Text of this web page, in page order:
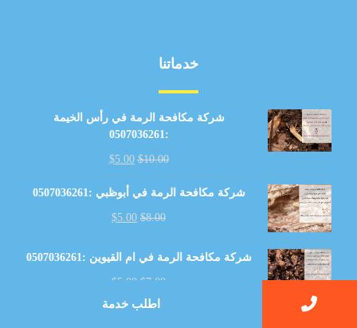
خدماتنا
شركة مكافحة الرمة في رأس الخيمة
:0507036261
$10.00
$5.00
شركة مكافحة الرمة في أبوظبي :0507036261
$8.00
$5.00
شركة مكافحة الرمة في ام القيوين :0507036261
$7.00
$5.00
اطلب خدمة